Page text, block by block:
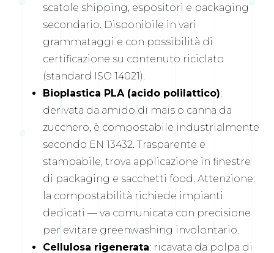
scatole shipping, espositori e packaging
secondario. Disponibile in vari
grammataggi e con possibilità di
certificazione su contenuto riciclato
(standard ISO 14021).
Bioplastica PLA (acido polilattico):
derivata da amido di mais o canna da
zucchero, è compostabile industrialmente
secondo EN 13432. Trasparente e
stampabile, trova applicazione in finestre
di packaging e sacchetti food. Attenzione:
la compostabilità richiede impianti
dedicati — va comunicata con precisione
per evitare greenwashing involontario.
Cellulosa rigenerata: ricavata da polpa di